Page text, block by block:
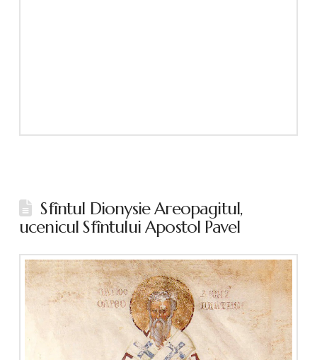
Sfîntul Dionysie Areopagitul,
ucenicul Sfîntului Apostol Pavel